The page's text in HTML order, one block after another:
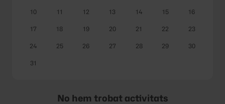
10 11 12 13 14 15 16
17 18 19 20 21 22 23
24 25 26 27 28 29 30
31
No hem trobat activitats